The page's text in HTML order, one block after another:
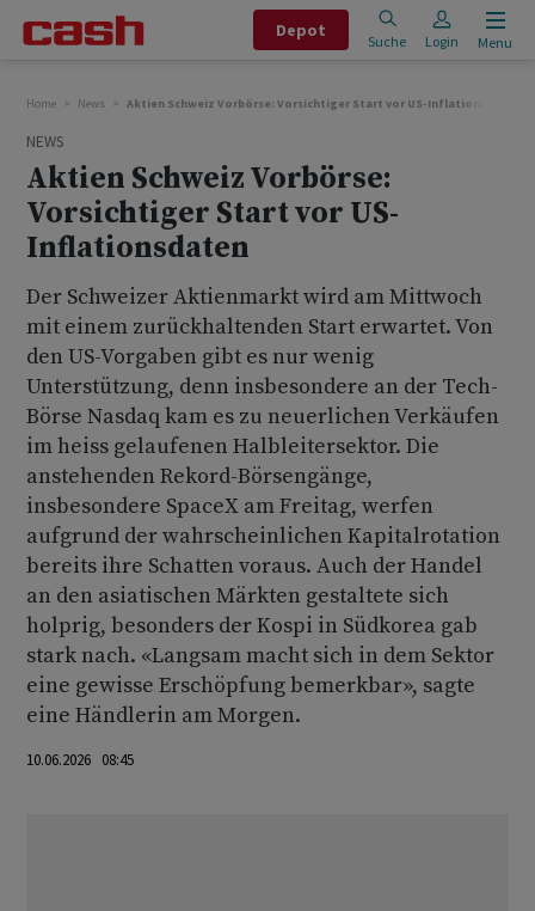
Depot
Suche Login Menu
Home News Aktien Schweiz Vorbörse: Vorsichtiger Start vor US-Inflationsdaten
NEWS
Aktien Schweiz Vorbörse:
Vorsichtiger Start vor US-
Inflationsdaten
Der Schweizer Aktienmarkt wird am Mittwoch
mit einem zurückhaltenden Start erwartet. Von
den US-Vorgaben gibt es nur wenig
Unterstützung, denn insbesondere an der Tech-
Börse Nasdaq kam es zu neuerlichen Verkäufen
im heiss gelaufenen Halbleitersektor. Die
anstehenden Rekord-Börsengänge,
insbesondere SpaceX am Freitag, werfen
aufgrund der wahrscheinlichen Kapitalrotation
bereits ihre Schatten voraus. Auch der Handel
an den asiatischen Märkten gestaltete sich
holprig, besonders der Kospi in Südkorea gab
stark nach. «Langsam macht sich in dem Sektor
eine gewisse Erschöpfung bemerkbar», sagte
eine Händlerin am Morgen.
10.06.2026 08:45